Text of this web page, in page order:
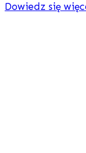
Dowiedz się